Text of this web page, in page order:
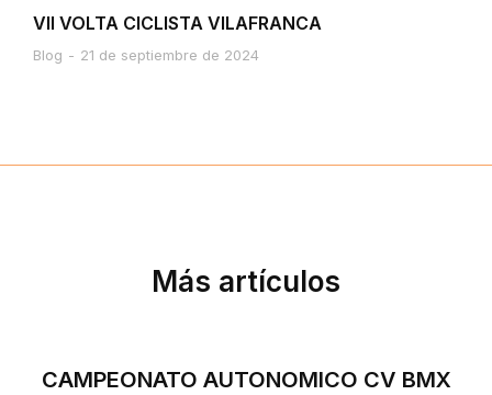
VII VOLTA CICLISTA VILAFRANCA
Blog 21 de septiembre de 2024
Más artículos
CAMPEONATO AUTONOMICO CV BMX